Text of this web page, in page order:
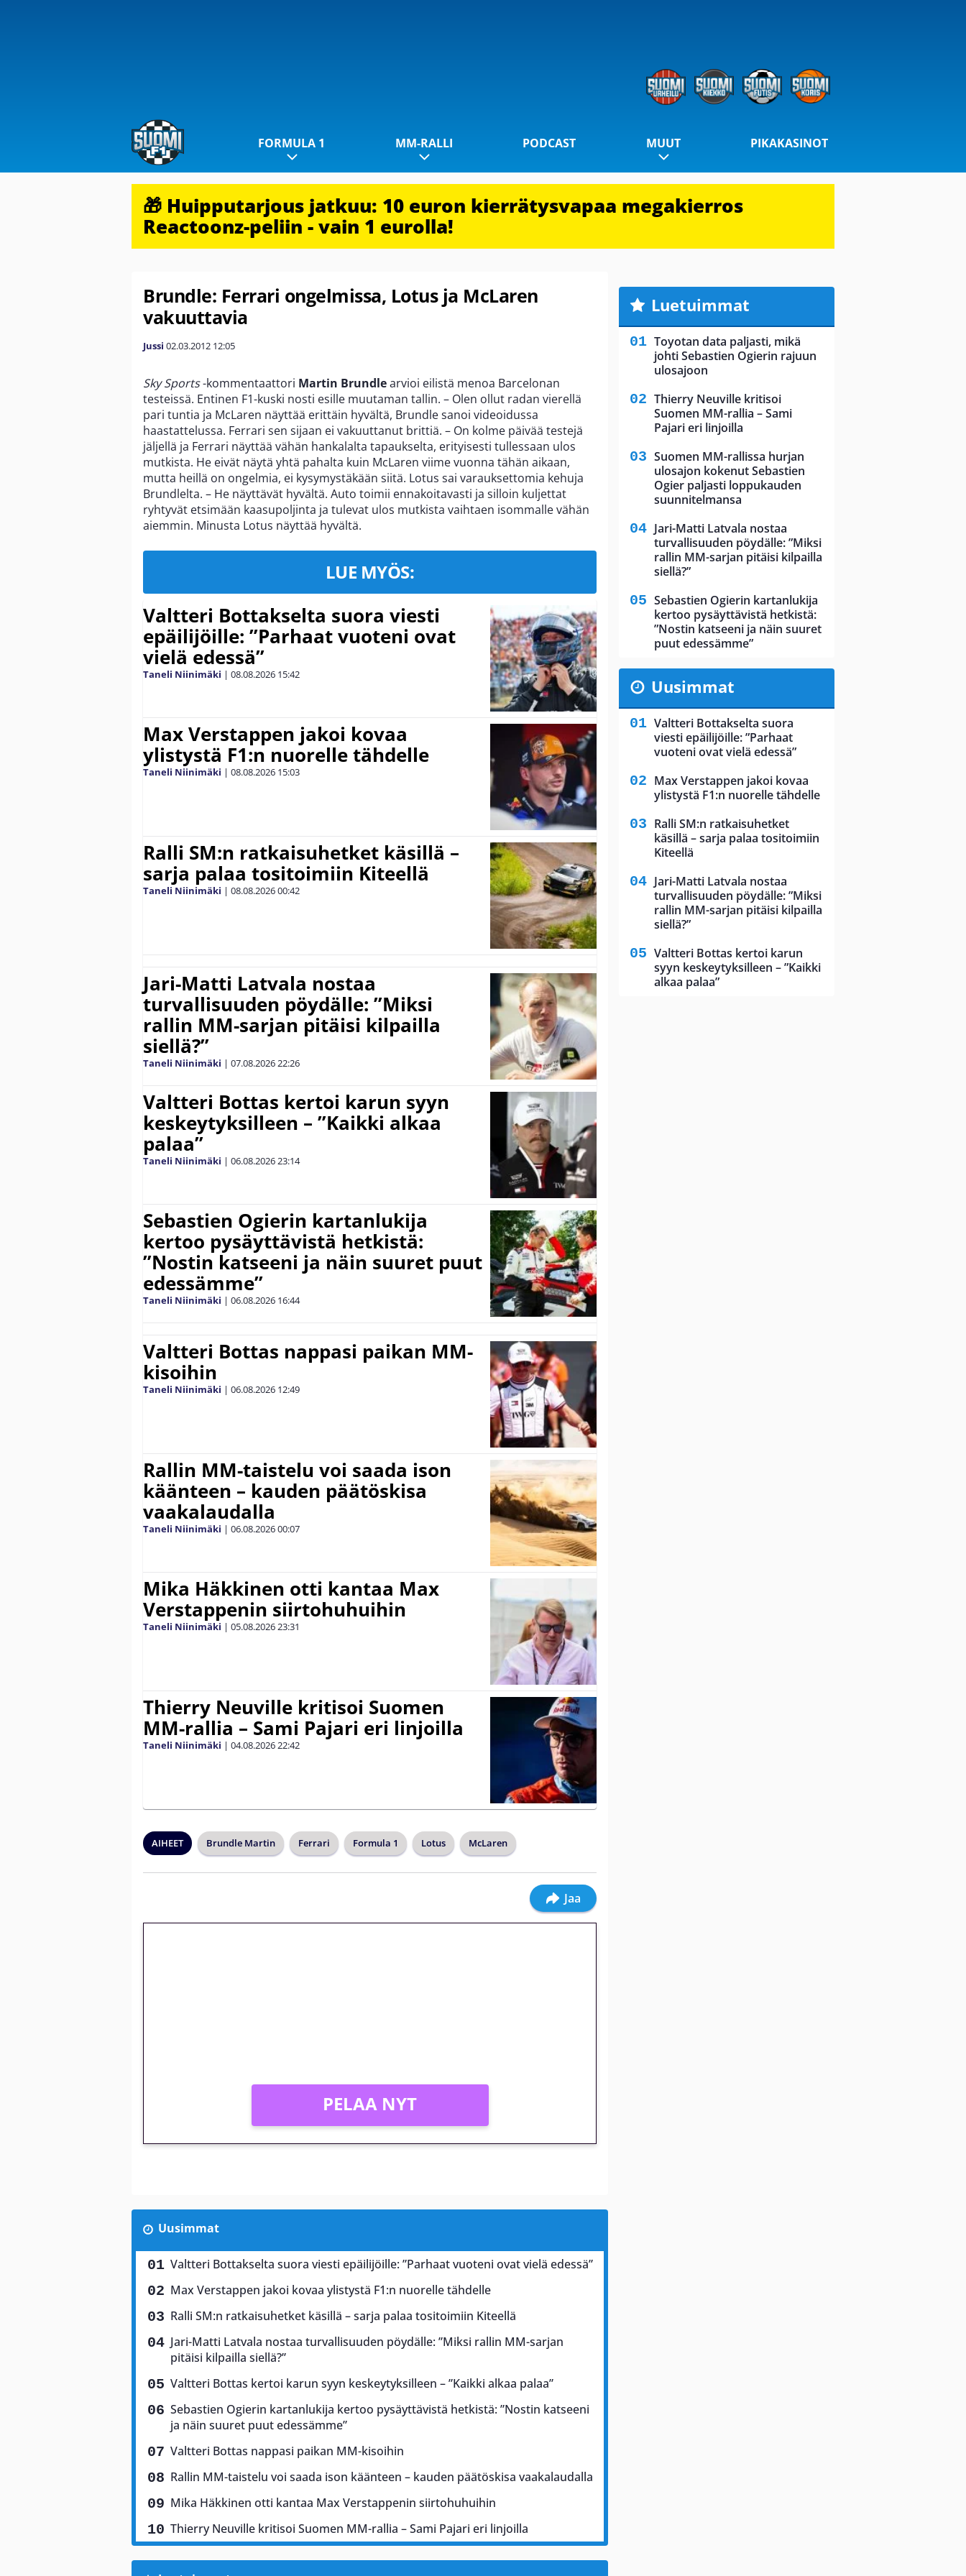
FORMULA 1 MM-RALLI PODCAST MUUT PIKAKASINOT
🎁 Huipputarjous jatkuu: 10 euron kierrätysvapaa megakierros
Reactoonz-peliin - vain 1 eurolla!
Brundle: Ferrari ongelmissa, Lotus ja McLaren
vakuuttavia
Jussi 02.03.2012 12:05
Sky Sports-kommentaattori Martin Brundlearvioi eilistä menoa Barcelonan
testeissä. Entinen F1-kuski nosti esille muutaman tallin. – Olen ollut radan vierellä
pari tuntia ja McLaren näyttää erittäin hyvältä, Brundle sanoi videoidussa
haastattelussa. Ferrari sen sijaan ei vakuuttanut brittiä. – On kolme päivää testejä
jäljellä ja Ferrari näyttää vähän hankalalta tapaukselta, erityisesti tullessaan ulos
mutkista. He eivät näytä yhtä pahalta kuin McLaren viime vuonna tähän aikaan,
mutta heillä on ongelmia, ei kysymystäkään siitä. Lotus sai varauksettomia kehuja
Brundlelta. – He näyttävät hyvältä. Auto toimii ennakoitavasti ja silloin kuljettat
ryhtyvät etsimään kaasupoljinta ja tulevat ulos mutkista vaihtaen isommalle vähän
aiemmin. Minusta Lotus näyttää hyvältä.
LUE MYÖS:
Valtteri Bottakselta suora viesti
epäilijöille: ”Parhaat vuoteni ovat
vielä edessä”
Taneli Niinimäki | 08.08.2026 15:42
Max Verstappen jakoi kovaa
ylistystä F1:n nuorelle tähdelle
Taneli Niinimäki | 08.08.2026 15:03
Ralli SM:n ratkaisuhetket käsillä –
sarja palaa tositoimiin Kiteellä
Taneli Niinimäki | 08.08.202600:42
Jari-Matti Latvala nostaa
turvallisuuden pöydälle: ”Miksi
rallin MM-sarjan pitäisi kilpailla
siellä?”
Taneli Niinimäki | 07.08.202622:26
Valtteri Bottas kertoi karun syyn
keskeytyksilleen – ”Kaikki alkaa
palaa”
Taneli Niinimäki | 06.08.202623:14
Sebastien Ogierin kartanlukija
kertoo pysäyttävistä hetkistä:
”Nostin katseeni ja näin suuret puut
edessämme”
Taneli Niinimäki | 06.08.2026 16:44
Valtteri Bottas nappasi paikan MM-
kisoihin
Taneli Niinimäki | 06.08.2026 12:49
Rallin MM-taistelu voi saada ison
käänteen – kauden päätöskisa
vaakalaudalla
Taneli Niinimäki | 06.08.202600:07
Mika Häkkinen otti kantaa Max
Verstappenin siirtohuhuihin
Taneli Niinimäki | 05.08.202623:31
Thierry Neuville kritisoi Suomen
MM-rallia – Sami Pajari eri linjoilla
Taneli Niinimäki | 04.08.202622:42
AIHEET Brundle Martin Ferrari Formula 1 Lotus McLaren
Jaa
PELAA NYT
Uusimmat
Valtteri Bottakselta suora viesti epäilijöille: ”Parhaat vuoteni ovat vielä edessä”
Max Verstappen jakoi kovaa ylistystä F1:n nuorelle tähdelle
Ralli SM:n ratkaisuhetket käsillä – sarja palaa tositoimiin Kiteellä
Jari-Matti Latvala nostaa turvallisuuden pöydälle: ”Miksi rallin MM-sarjan
pitäisi kilpailla siellä?”
Valtteri Bottas kertoi karun syyn keskeytyksilleen – ”Kaikki alkaa palaa”
Sebastien Ogierin kartanlukija kertoo pysäyttävistä hetkistä: ”Nostin katseeni
ja näin suuret puut edessämme”
Valtteri Bottas nappasi paikan MM-kisoihin
Rallin MM-taistelu voi saada ison käänteen – kauden päätöskisa vaakalaudalla
Mika Häkkinen otti kantaa Max Verstappenin siirtohuhuihin
Thierry Neuville kritisoi Suomen MM-rallia – Sami Pajari eri linjoilla
Luetuimmat
Toyotan data paljasti, mikä
johti Sebastien Ogierin rajuun
ulosajoon
Thierry Neuville kritisoi
Suomen MM-rallia – Sami
Pajari eri linjoilla
Suomen MM-rallissa hurjan
ulosajon kokenut Sebastien
Ogier paljasti loppukauden
suunnitelmansa
Jari-Matti Latvala nostaa
turvallisuuden pöydälle: ”Miksi
rallin MM-sarjan pitäisi kilpailla
siellä?”
Sebastien Ogierin kartanlukija
kertoo pysäyttävistä hetkistä:
”Nostin katseeni ja näin suuret
puut edessämme”
Uusimmat
Valtteri Bottakselta suora
viesti epäilijöille: ”Parhaat
vuoteni ovat vielä edessä”
Max Verstappen jakoi kovaa
ylistystä F1:n nuorelle tähdelle
Ralli SM:n ratkaisuhetket
käsillä – sarja palaa tositoimiin
Kiteellä
Jari-Matti Latvala nostaa
turvallisuuden pöydälle: ”Miksi
rallin MM-sarjan pitäisi kilpailla
siellä?”
Valtteri Bottas kertoi karun
syyn keskeytyksilleen – ”Kaikki
alkaa palaa”